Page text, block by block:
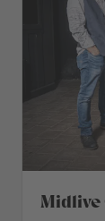
Midlive